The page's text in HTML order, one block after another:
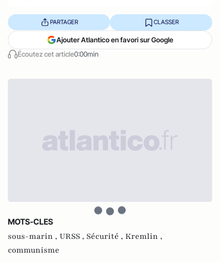
Écoutez cet article0:00min
PARTAGER CLASSER
Ajouter Atlantico en favori sur Google
MOTS-CLES
sous-marin , URSS , Sécurité , Kremlin ,
communisme